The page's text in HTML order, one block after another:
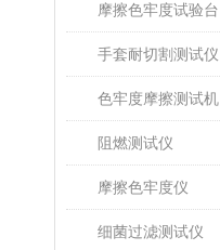
摩擦色牢度试验台
手套耐切割测试仪
色牢度摩擦测试机
阻燃测试仪
摩擦色牢度仪
细菌过滤测试仪